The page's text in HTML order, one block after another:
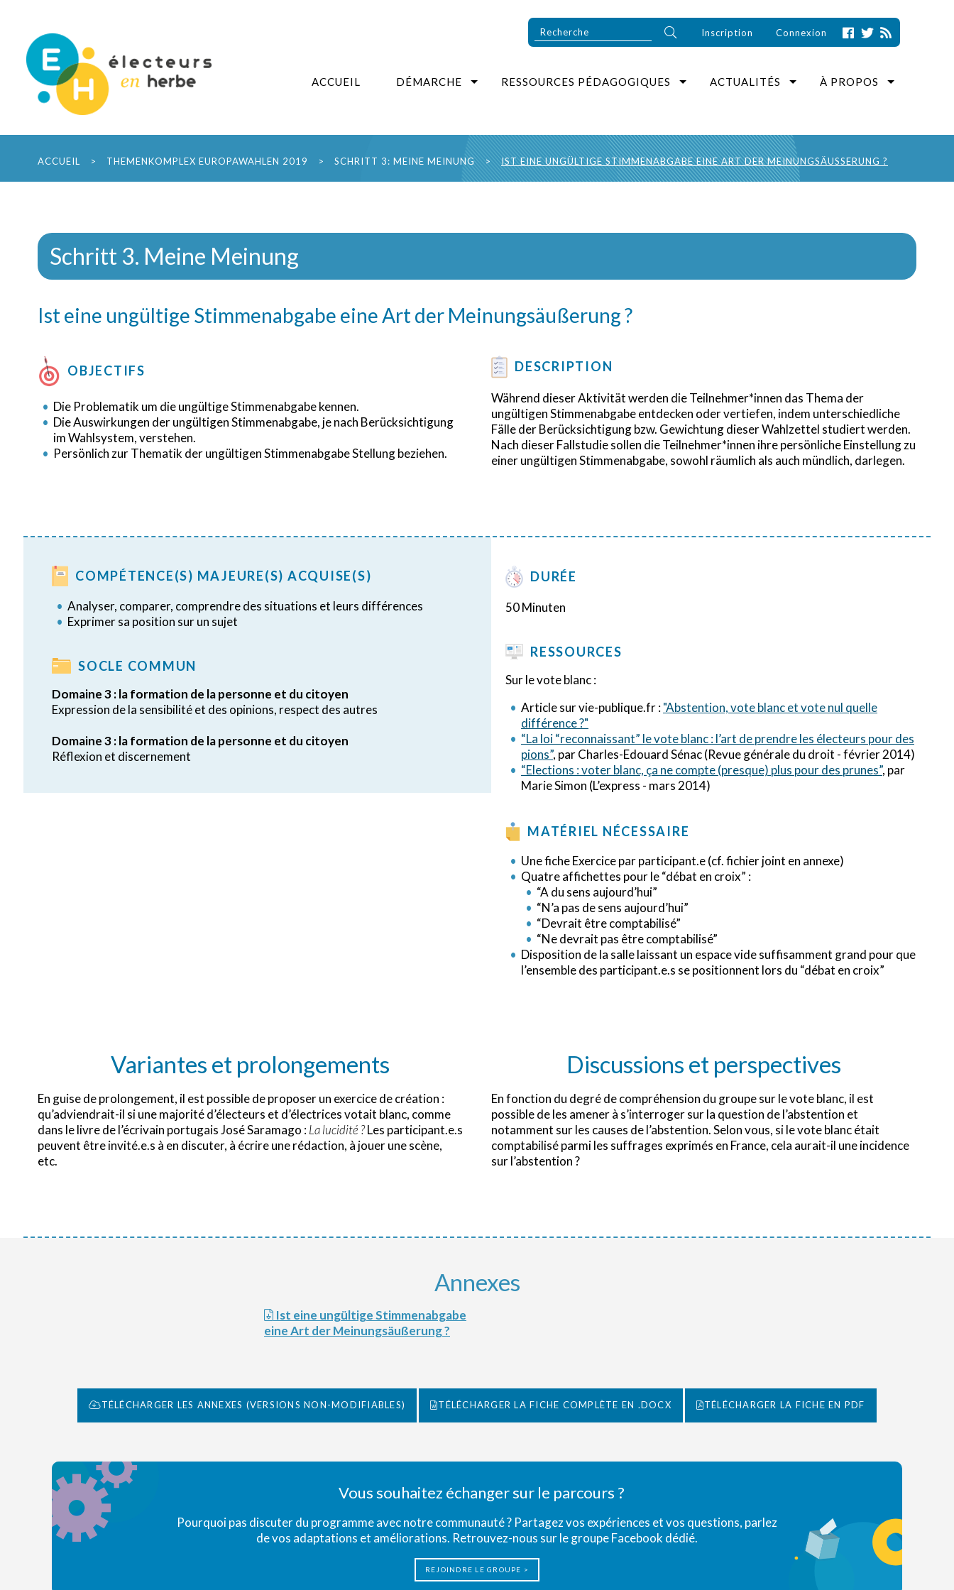
Inscription Connexion
ACCUEIL DÉMARCHE RESSOURCES PÉDAGOGIQUES ACTUALITÉS À PROPOS
ACCUEIL > THEMENKOMPLEX EUROPAWAHLEN 2019 > SCHRITT 3: MEINE MEINUNG > IST EINE UNGÜLTIGE STIMMENABGABE EINE ART DER MEINUNGSÄUSSERUNG ?
Schritt 3. Meine Meinung
Ist eine ungültige Stimmenabgabe eine Art der Meinungsäußerung ?
OBJECTIFS
Die Problematik um die ungültige Stimmenabgabe kennen.
Die Auswirkungen der ungültigen Stimmenabgabe, je nach Berücksichtigung
im Wahlsystem, verstehen.
Persönlich zur Thematik der ungültigen Stimmenabgabe Stellung beziehen.
DESCRIPTION
Während dieser Aktivität werden die Teilnehmer*innen das Thema der
ungültigen Stimmenabgabe entdecken oder vertiefen, indem unterschiedliche
Fälle der Berücksichtigung bzw. Gewichtung dieser Wahlzettel studiert werden.
Nach dieser Fallstudie sollen die Teilnehmer*innen ihre persönliche Einstellung zu
einer ungültigen Stimmenabgabe, sowohl räumlich als auch mündlich, darlegen.
COMPÉTENCE(S) MAJEURE(S) ACQUISE(S)
Analyser, comparer, comprendre des situations et leurs différences
Exprimer sa position sur un sujet
SOCLE COMMUN
Domaine 3 : la formation de la personne et du citoyen
Expression de la sensibilité et des opinions, respect des autres
Domaine 3 : la formation de la personne et du citoyen
Réflexion et discernement
DURÉE
50 Minuten
RESSOURCES
Sur le vote blanc :
Article sur vie-publique.fr :"Abstention, vote blanc et vote nul quelle
différence ?"
“La loi “reconnaissant” le vote blanc : l’art de prendre les électeurs pour des
pions”, par Charles-Edouard Sénac (Revue générale du droit - février 2014)
“Elections : voter blanc, ça ne compte (presque) plus pour des prunes”, par
Marie Simon (L’express - mars 2014)
MATÉRIEL NÉCESSAIRE
Une fiche Exercice par participant.e (cf. fichier joint en annexe)
Quatre affichettes pour le “débat en croix” :
“A du sens aujourd’hui”
“N’a pas de sens aujourd’hui”
“Devrait être comptabilisé”
“Ne devrait pas être comptabilisé”
Disposition de la salle laissant un espace vide suffisamment grand pour que
l’ensemble des participant.e.s se positionnent lors du “débat en croix”
Variantes et prolongements
En guise de prolongement, il est possible de proposer un exercice de création :
qu’adviendrait-il si une majorité d’électeurs et d’électrices votait blanc, comme
dans le livre de l’écrivain portugais José Saramago :La lucidité ?Les participant.e.s
peuvent être invité.e.s à en discuter, à écrire une rédaction, à jouer une scène,
etc.
Discussions et perspectives
En fonction du degré de compréhension du groupe sur le vote blanc, il est
possible de les amener à s’interroger sur la question de l’abstention et
notamment sur les causes de l’abstention. Selon vous, si le vote blanc était
comptabilisé parmi les suffrages exprimés en France, cela aurait-il une incidence
sur l’abstention ?
Annexes
eine Art der Meinungsäußerung ?
TÉLÉCHARGER LES ANNEXES (VERSIONS NON-MODIFIABLES) TÉLÉCHARGER LA FICHE COMPLÈTE EN .DOCX TÉLÉCHARGER LA FICHE EN PDF
Vous souhaitez échanger sur le parcours ?
Pourquoi pas discuter du programme avec notre communauté ? Partagez vos expériences et vos questions, parlez
de vos adaptations et améliorations. Retrouvez-nous sur le groupe Facebook dédié.
REJOINDRE LE GROUPE >